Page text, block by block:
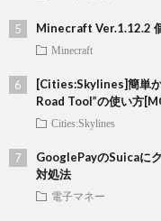
Minecraft Ver.1.12.2
Minecraft
[Cities:Skylines]簡単
Road Tool”の使い方
Cities:Skylines
GooglePayのSuicaに
対処法
電子マネー